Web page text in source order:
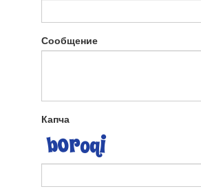
Сообщение
Капча